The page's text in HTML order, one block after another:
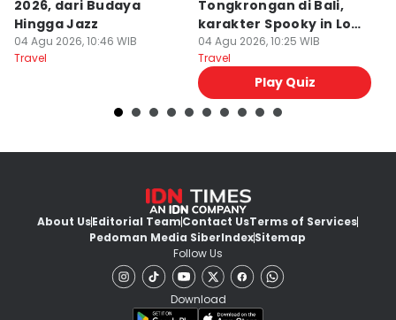
2026, dari Budaya
Hingga Jazz
04 Agu 2026, 10:46 WIB
Travel
Tongkrongan di Bali,
karakter Spooky in Love
Ini Mirip Kamu
04 Agu 2026, 10:25 WIB
Travel
Play Quiz
About UsEditorial TeamContact UsTerms of Services
Pedoman Media SiberIndexSitemap
Follow Us
Download